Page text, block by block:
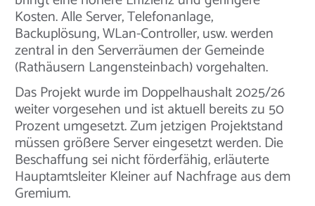
Kosten. Alle Server, Telefonanlage,
Backuplösung, WLan-Controller, usw. werden
zentral in den Serverräumen der Gemeinde
(Rathäusern Langensteinbach) vorgehalten.
Das Projekt wurde im Doppelhaushalt 2025/26
weiter vorgesehen und ist aktuell bereits zu 50
Prozent umgesetzt. Zum jetzigen Projektstand
müssen größere Server eingesetzt werden. Die
Beschaffung sei nicht förderfähig, erläuterte
Hauptamtsleiter Kleiner auf Nachfrage aus dem
Gremium.